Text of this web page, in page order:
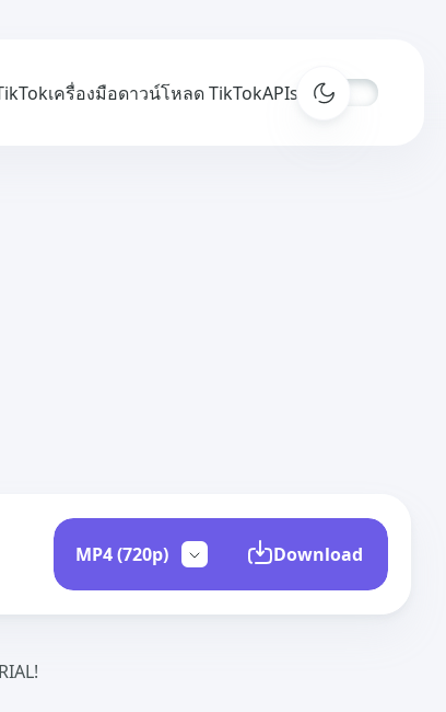
เครื่องมือดาวน์โหลด TikTokAPIs
Download